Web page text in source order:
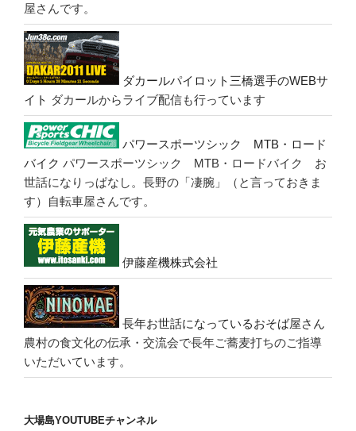
屋さんです。
ダカールパイロット三橋選手のWEBサ
イト ダカールからライブ配信も行っています
パワースポーツシック MTB・ロード
バイク パワースポーツシック MTB・ロードバイク お
世話になりっぱなし。長野の「凄腕」（と言っておきま
す）自転車屋さんです。
伊藤産機株式会社
長年お世話になっているおそば屋さん
農村の食文化の伝承・交流会で長年ご蕎麦打ちのご指導
いただいています。
大場島YOUTUBEチャンネル